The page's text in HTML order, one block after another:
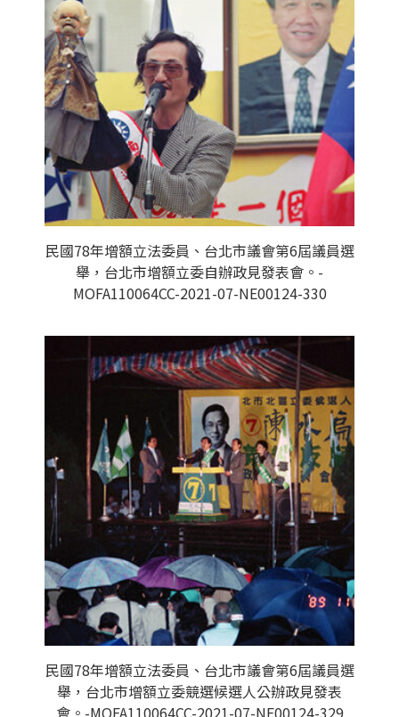
民國78年增額立法委員、台北市議會第6屆議員選
舉，台北市增額立委自辦政見發表會。-
MOFA110064CC-2021-07-NE00124-330
民國78年增額立法委員、台北市議會第6屆議員選
舉，台北市增額立委競選候選人公辦政見發表
會。-MOFA110064CC-2021-07-NE00124-329